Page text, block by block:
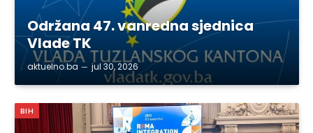
Održana 47. vanredna sjednica
Vlade TK
aktuelno.ba jul 30, 2026
BIH